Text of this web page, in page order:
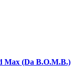
Max (Da B.O.M.B.)